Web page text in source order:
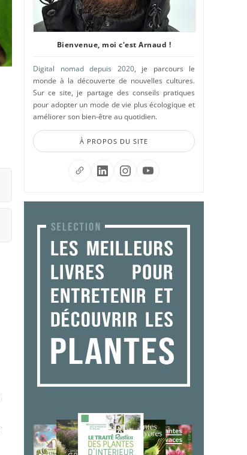
Bienvenue, moi c'est Arnaud !
Digital nomad depuis 2020, je parcours le
monde à la découverte de nouvelles cultures.
Sur ce site, je partage des conseils pratiques
pour adopter un mode de vie plus écologique et
améliorer son bien-être au quotidien.
À PROPOS DU SITE